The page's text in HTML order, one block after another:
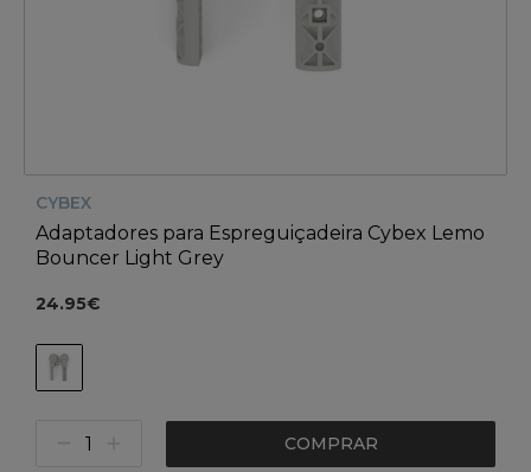
CYBEX
Adaptadores para Espreguiçadeira Cybex Lemo
Bouncer Light Grey
24.95€
COMPRAR